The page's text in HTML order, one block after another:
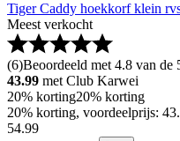
Tiger Caddy hoekkorf klein
Meest verkocht
(6)Beoordeeld met 4.8 van de
43.99 met Club Karwei
20% korting20% korting
20% korting, voordeelprijs:
54.99